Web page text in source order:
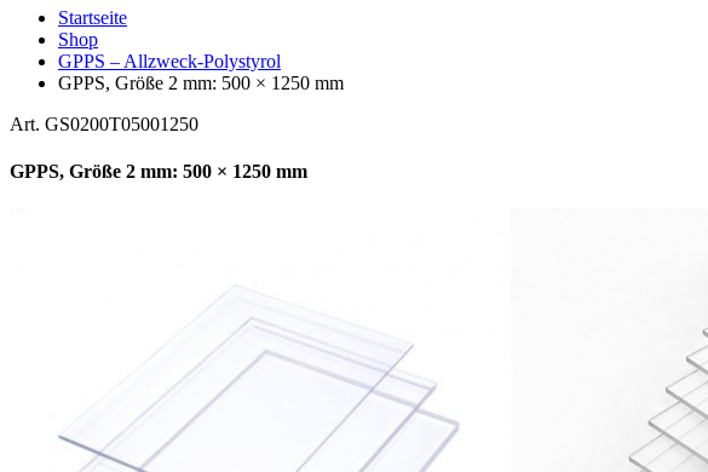
Startseite
Shop
GPPS – Allzweck-Polystyrol
GPPS, Größe 2 mm: 500 × 1250 mm
Art. GS0200T05001250
GPPS, Größe 2 mm: 500 × 1250 mm